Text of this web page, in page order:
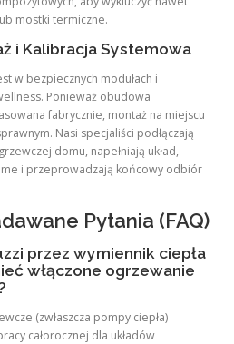
mostki termiczne.
i Kalibracja Systemowa
w bezpiecznych modułach i
Ponieważ obudowa
fabrycznie, montaż na miejscu
Nasi specjaliści podłączają
domu, napełniają układ,
i przeprowadzają końcowy odbiór
Pytania (FAQ)
przez wymiennik ciepła
włączone ogrzewanie
(zwłaszcza pompy ciepła)
całorocznej dla układów